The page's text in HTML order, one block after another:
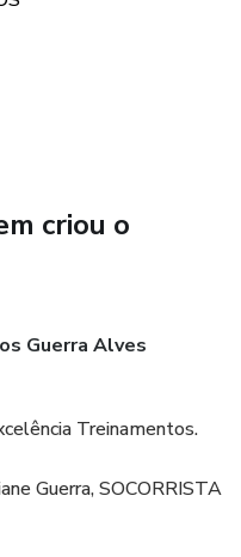
criou o
Guerra Alves
Treinamentos.
Guerra, SOCORRISTA